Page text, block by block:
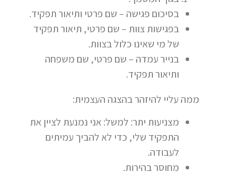
בסיכום פגישה – שם פרטי ותיאור תפקיד.
בפגישות צוות – שם פרטי, תיאור תפקיד
של מי שאינו כלול בצוות.
בנייר עמדה – שם פרטי, שם משפחה
ותיאור תפקיד.
ממה עליי להיזהר בהצגה העצמית:
מצניעות יתר: למשל: אני נמנעת לציין את
התפקיד שלי, כדי לא להביך עמיתים
לעבודה.
מחוסר בהירות.